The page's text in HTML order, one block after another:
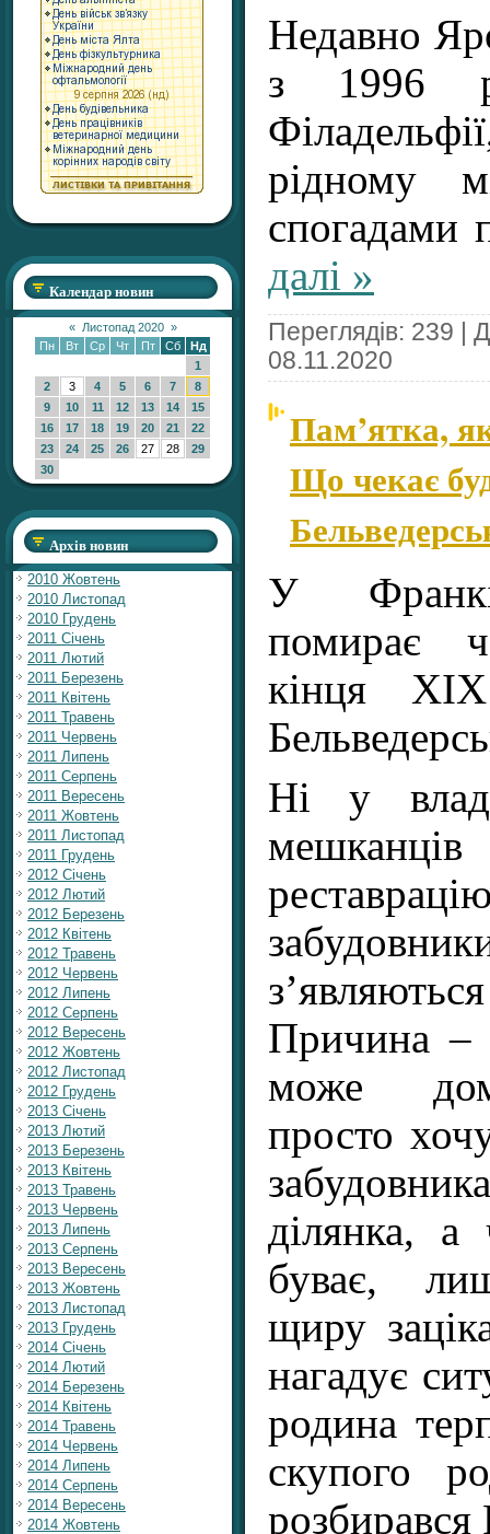
Календар новин
« Листопад 2020 »
Пн
Вт Ср Чт Пт Сб
Нд
1
2
3 4 5 6 7
8
9
10 11 12 13 14
15
16
17 18 19 20 21
22
23
24 25 26 27 28
29
30
Архів новин
2010 Жовтень
2010 Листопад
2010 Грудень
2011 Січень
2011 Лютий
2011 Березень
2011 Квітень
2011 Травень
2011 Червень
2011 Липень
2011 Серпень
2011 Вересень
2011 Жовтень
2011 Листопад
2011 Грудень
2012 Січень
2012 Лютий
2012 Березень
2012 Квітень
2012 Травень
2012 Червень
2012 Липень
2012 Серпень
2012 Вересень
2012 Жовтень
2012 Листопад
2012 Грудень
2013 Січень
2013 Лютий
2013 Березень
2013 Квітень
2013 Травень
2013 Червень
2013 Липень
2013 Серпень
2013 Вересень
2013 Жовтень
2013 Листопад
2013 Грудень
2014 Січень
2014 Лютий
2014 Березень
2014 Квітень
2014 Травень
2014 Червень
2014 Липень
2014 Серпень
2014 Вересень
2014 Жовтень
Недавно
з 1996
рідному
спогадами
далі »
Переглядів: 239 |
08.11.2020
Пам’ятка,
Що чекає
У
помирає
кінця
Ні у
Причина –
може
просто
ділянка,
буває,
щиру
нагадує
родина
скупого
розбирався